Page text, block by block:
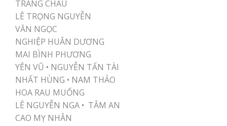
TRANG CHÂU
LÊ TRỌNG NGUYỄN
VĂN NGỌC
NGHIỆP HUÂN DƯƠNG
MAI BÌNH PHƯƠNG
YÊN VŨ • NGUYỄN TẤN TÀI
NHẤT HÙNG • NAM THẢO
HOA RAU MUỐNG
LÊ NGUYỄN NGA • TÂM AN
CAO MỴ NHÂN